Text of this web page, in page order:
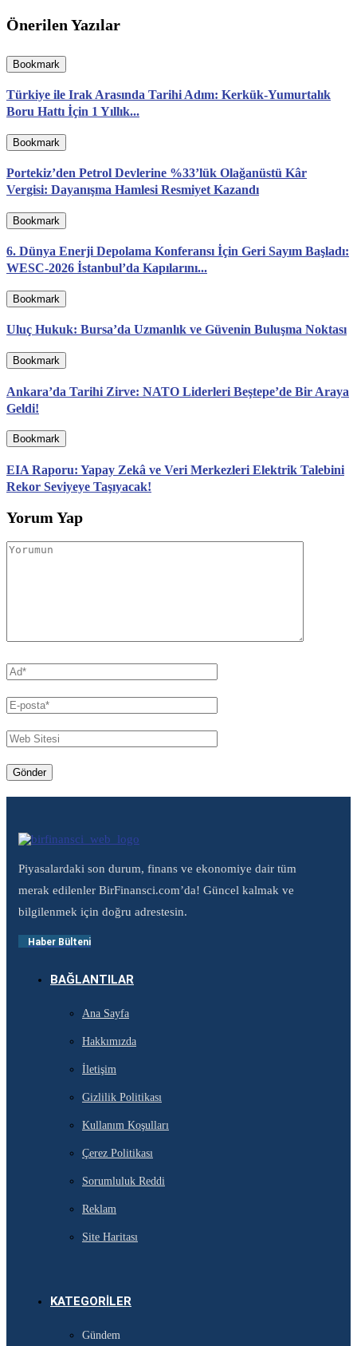
Önerilen Yazılar
Bookmark
Türkiye ile Irak Arasında Tarihi Adım: Kerkük-Yumurtalık
Boru Hattı İçin 1 Yıllık...
Bookmark
Portekiz’den Petrol Devlerine %33’lük Olağanüstü Kâr
Vergisi: Dayanışma Hamlesi Resmiyet Kazandı
Bookmark
6. Dünya Enerji Depolama Konferansı İçin Geri Sayım Başladı:
WESC-2026 İstanbul’da Kapılarını...
Bookmark
Uluç Hukuk: Bursa’da Uzmanlık ve Güvenin Buluşma Noktası
Bookmark
Ankara’da Tarihi Zirve: NATO Liderleri Beştepe’de Bir Araya
Geldi!
Bookmark
EIA Raporu: Yapay Zekâ ve Veri Merkezleri Elektrik Talebini
Rekor Seviyeye Taşıyacak!
Yorum Yap
Piyasalardaki son durum, finans ve ekonomiye dair tüm
merak edilenler BirFinansci.com’da! Güncel kalmak ve
bilgilenmek için doğru adrestesin.
Haber Bülteni
BAĞLANTILAR
Ana Sayfa
Hakkımızda
İletişim
Gizlilik Politikası
Kullanım Koşulları
Çerez Politikası
Sorumluluk Reddi
Reklam
Site Haritası
KATEGORILER
Gündem